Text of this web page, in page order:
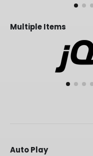
Multiple Items
Auto Play